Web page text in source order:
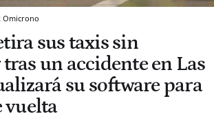
Omicrono
sus taxis sin
un accidente en Las
su software para
vuelta